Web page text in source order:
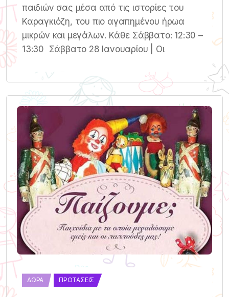
παιδιών σας μέσα από τις ιστορίες του
Καραγκιόζη, του πιο αγαπημένου ήρωα
μικρών και μεγάλων. Κάθε Σάββατο: 12:30 –
13:30 Σάββατο 28 Ιανουαρίου | Οι
ΔΏΡΑ ΠΡΟΤΆΣΕΙΣ